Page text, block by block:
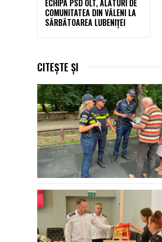
ECHIPA PSD OLT, ALĂTURI DE
COMUNITATEA DIN VĂLENI LA
SĂRBĂTOAREA LUBENIȚEI
CITEȘTE ȘI